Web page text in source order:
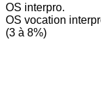
OS interpro.
OS vocation
(3 à 8%)